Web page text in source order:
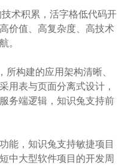
积累，活字格低代码开
价值、高复杂度、高技术
。
构建的应用架构清晰、
用表与页面分离式设计，
务端逻辑，知识兔支持前
，知识兔支持敏捷项目
中大型软件项目的开发周